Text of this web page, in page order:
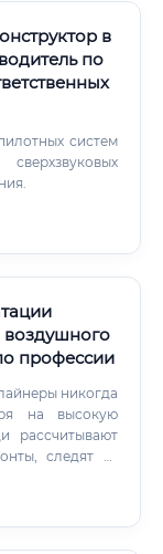
«да», но с
в
по
систем
воздушного
профессии
никогда
на высокую
рассчитывают
следят за
базируется